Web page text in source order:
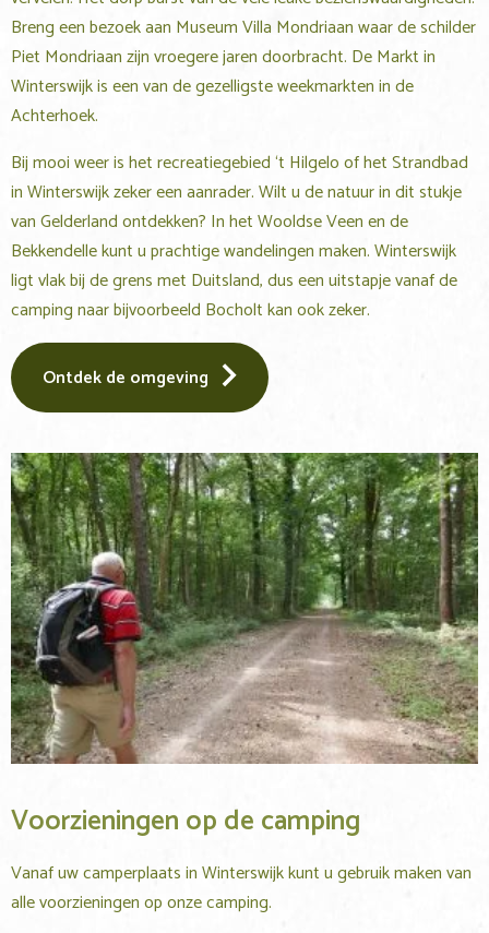
Breng een bezoek aan Museum Villa Mondriaan waar de schilder
Piet Mondriaan zijn vroegere jaren doorbracht. De Markt in
Winterswijk is een van de gezelligste weekmarkten in de
Achterhoek.
Bij mooi weer is het recreatiegebied ‘t Hilgelo of het Strandbad
in Winterswijk zeker een aanrader. Wilt u de natuur in dit stukje
van Gelderland ontdekken? In het Wooldse Veen en de
Bekkendelle kunt u prachtige wandelingen maken. Winterswijk
ligt vlak bij de grens met Duitsland, dus een uitstapje vanaf de
camping naar bijvoorbeeld Bocholt kan ook zeker.
Ontdek de omgeving
Voorzieningen op de camping
Vanaf uw camperplaats in Winterswijk kunt u gebruik maken van
alle voorzieningen op onze camping.